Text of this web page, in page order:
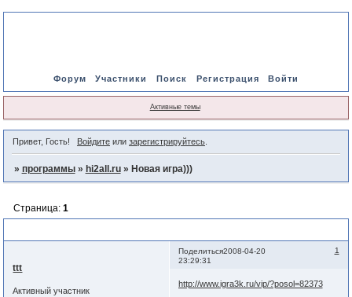
Форум Участники Поиск Регистрация Войти
Активные темы
Привет, Гость! Войдитеили зарегистрируйтесь.
» программы » hi2all.ru » Новая игра)))
Страница: 1
Поделиться 1
2008-04-20
23:29:31
ttt
Активный участник
http://www.igra3k.ru/vip/?posol=82373